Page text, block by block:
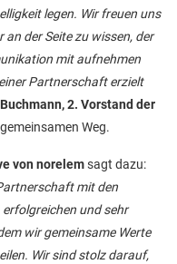
legen. Wir freuen uns
der Seite zu wissen, der
mit aufnehmen
Partnerschaft erzielt
2. Vorstand der
Weg.
von norelemsagt dazu:
mit den
erfolgreichen und sehr
wir gemeinsame Werte
Wir sind stolz darauf,